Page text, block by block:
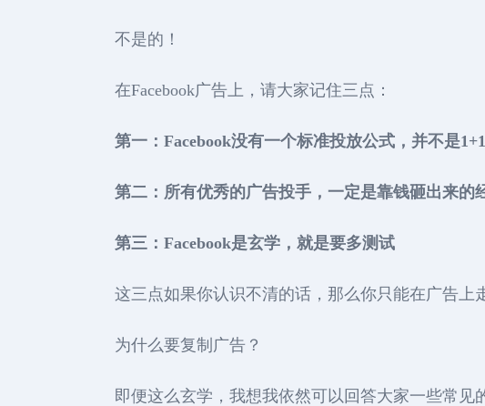
不是的！
在Facebook广告上，请大家记住三点：
第一：Facebook没有一个标准投放公式，并不是
第二：所有优秀的广告投手，一定是靠钱砸出来的
第三：Facebook是玄学，就是要多测试
这三点如果你认识不清的话，那么你只能在广告上
为什么要复制广告？
即便这么玄学，我想我依然可以回答大家一些常见